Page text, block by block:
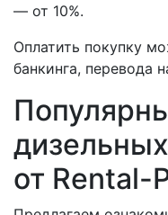
— от 10%.
Оплатить покупку
банкинга, перевода
от Rental-